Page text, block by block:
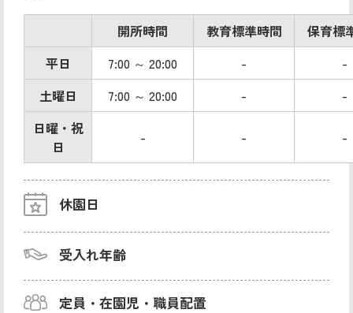
開所時間 教育標準時間
保育標
平日
7:00 ～ 20:00 -
-
土曜日
7:00 ～ 20:00 -
-
日曜・祝
日
- - -
休園日
受入れ年齢
定員・在園児・職員配置